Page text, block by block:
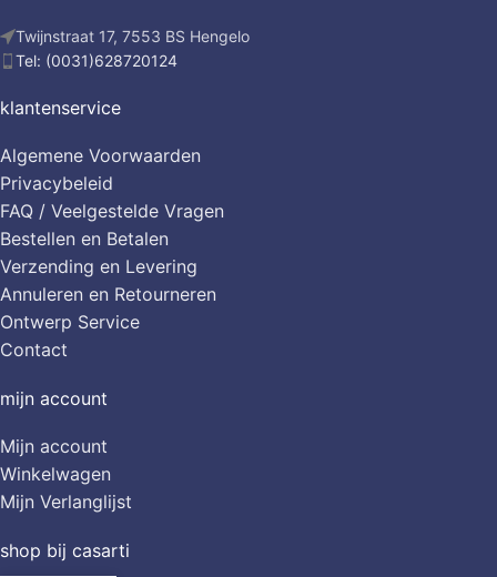
Twijnstraat 17, 7553 BS Hengelo
Tel: (0031)628720124
klantenservice
Algemene Voorwaarden
Privacybeleid
FAQ / Veelgestelde Vragen
Bestellen en Betalen
Verzending en Levering
Annuleren en Retourneren
Ontwerp Service
Contact
mijn account
Mijn account
Winkelwagen
Mijn Verlanglijst
shop bij casarti